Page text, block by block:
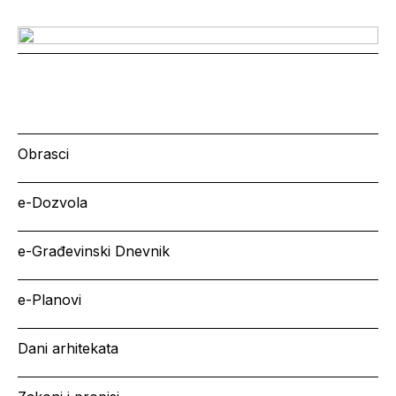
Obrasci
e-Dozvola
e-Građevinski Dnevnik
e-Planovi
Dani arhitekata